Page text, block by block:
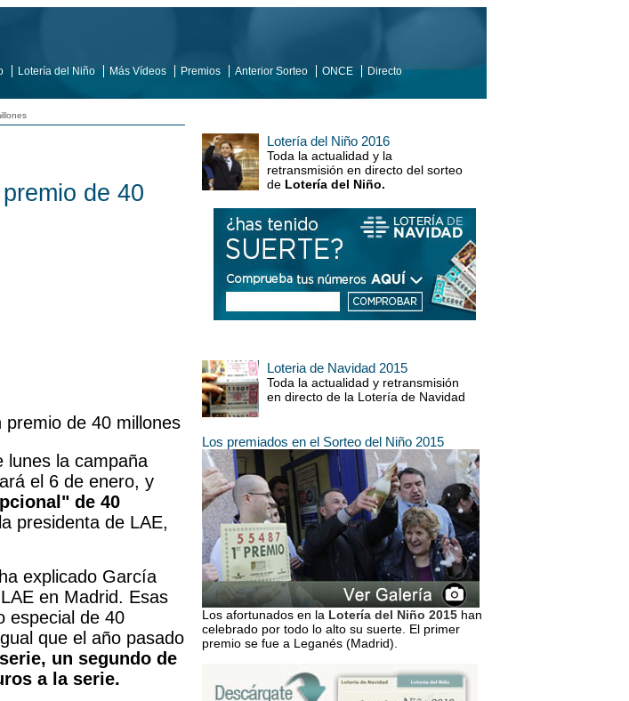
Lotería del Niño Más Vídeos Premios Anterior Sorteo ONCE
Directo
de 40
de 40 millones
lunes la campaña
el 6 de enero, y
de 40
presidenta de LAE,
explicado García
en Madrid. Esas
especial de 40
que el año pasado
un segundo de
a la serie.
Lotería del Niño 2016
Toda la actualidad y la
retransmisión en directo del sorteo
de Lotería del Niño.
Loteria de Navidad 2015
Toda la actualidad y retransmisión
en directo de la Lotería de Navidad
Los premiados en el Sorteo del Niño 2015
Los afortunados en la Lotería del Niño 2015 han
celebrado por todo lo alto su suerte. El primer
premio se fue a Leganés (Madrid).